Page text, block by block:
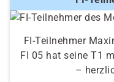
FI-Teilnehmer
FI 05 hat seine T1
–